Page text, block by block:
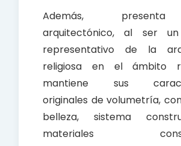
Además,
arquitectónico, al ser
representativo de la
religiosa en el ámbito
mantiene sus
originales de volumetría,
belleza, sistema
materiales